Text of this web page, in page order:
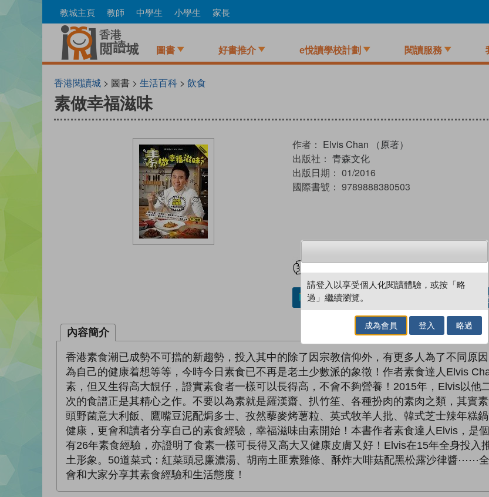
to
教城主頁 教師 中學生 小學生 家長
圖書 好書推介 e悅讀學校計劃 閱讀服務
香港閱讀城 > 圖書 > 生活百科 > 飲食
素做幸福滋味
作者： Elvis Chan （原著）
出版社： 青森文化
出版日期： 01/2016
國際書號： 9789888380503
加入／閱讀電子書 借閱實
內容簡介
香港素食潮已成勢不可擋的新趨勢，投入其中的除了因宗教信仰外，有更多人為了不同原
為自己的健康着想等等，今時今日素食已不再是老土少數派的象徵！作者素食達人Elvis
素，但又生得高大靚仔，證實素食者一樣可以長得高，不會不夠營養！2015年，Elvis以他
次的食譜正是其精心之作。不要以為素就是羅漢齋、扒竹笙、各種扮肉的素肉之類，其實
頭野菌意大利飯、鷹嘴豆泥配焗多士、孜然藜麥烤薯粒、英式牧羊人批、韓式芝士辣年糕
健康，更會和讀者分享自己的素食經驗，幸福滋味由素開始！本書作者素食達人Elvis，是
有26年素食經驗，亦證明了食素一樣可長得又高大又健康皮膚又好！Elvis在15年全身投入
土形象。50道菜式：紅菜頭忌廉濃湯、胡南土匪素雞條、酥炸大啡菇配黑松露沙律醬⋯⋯
會和大家分享其素食經驗和生活態度！
請登入以享受個人化閱讀體驗，或按「略
過」繼續瀏覽。
成為會員 登入 略過